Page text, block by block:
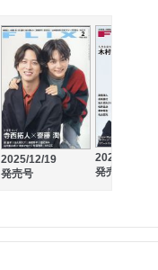
2025/12/19
発売号
2025/10/21
発売号